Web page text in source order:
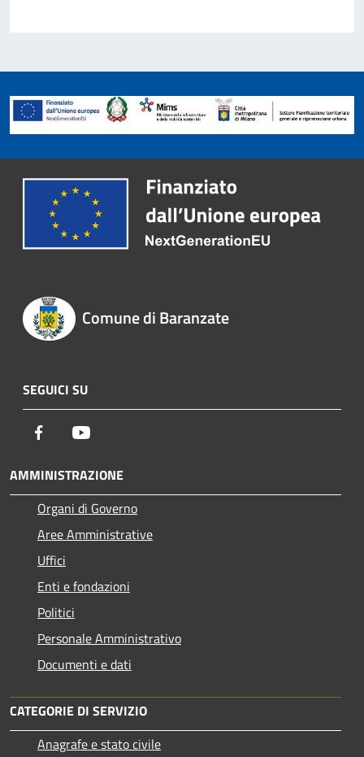
Comune di Baranzate
SEGUICI SU
Facebook
AMMINISTRAZIONE
Organi di Governo
Aree Amministrative
Uffici
Enti e fondazioni
Politici
Personale Amministrativo
Documenti e dati
CATEGORIE DI SERVIZIO
Anagrafe e stato civile